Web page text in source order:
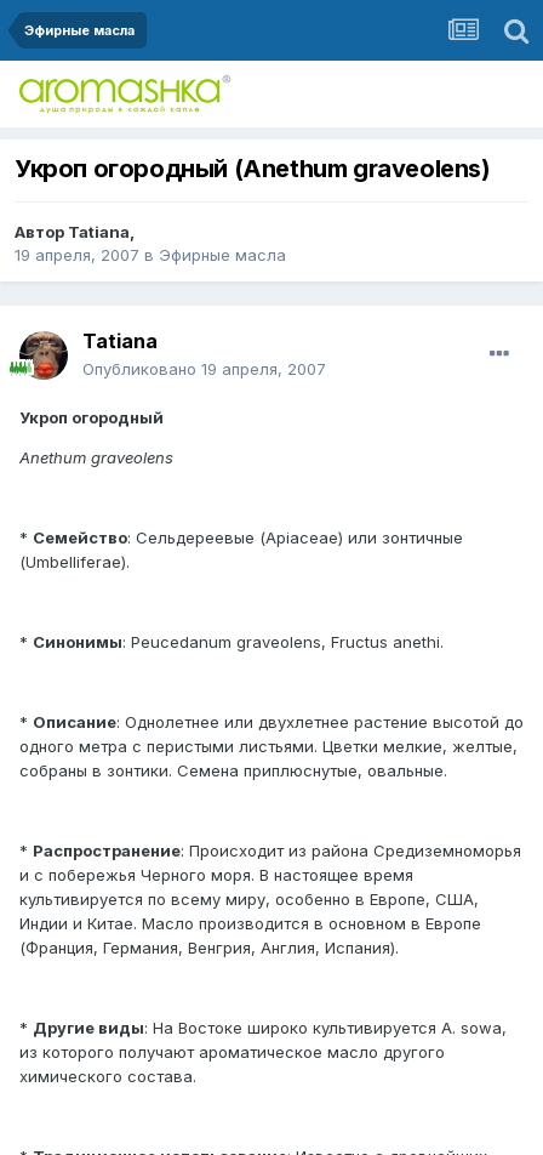
Эфирные масла
Укроп огородный (Anethum graveolens)
Автор Tatiana,
19 апреля, 2007 в Эфирные масла
Tatiana
Опубликовано 19 апреля, 2007
Укроп огородный
Anethum graveolens
* Семейство: Сельдереевые (Apiaceae) или зонтичные
(Umbelliferae).
* Синонимы: Peucedanum graveolens, Fructus anethi.
* Описание: Однолетнее или двухлетнее растение высотой до
одного метра с перистыми листьями. Цветки мелкие, желтые,
собраны в зонтики. Семена приплюснутые, овальные.
* Распространение: Происходит из района Средиземноморья
и с побережья Черного моря. В настоящее время
культивируется по всему миру, особенно в Европе, США,
Индии и Китае. Масло производится в основном в Европе
(Франция, Германия, Венгрия, Англия, Испания).
* Другие виды: На Востоке широко культивируется A. sowa,
из которого получают ароматическое масло другого
химического состава.